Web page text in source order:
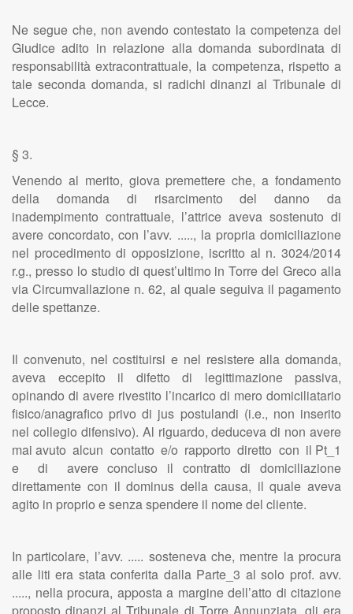
Ne segue che, non avendo contestato la competenza del
Giudice adito in relazione alla domanda subordinata di
responsabilità extracontrattuale, la competenza, rispetto a
tale seconda domanda, si radichi dinanzi al Tribunale di
Lecce.
§ 3.
Venendo al merito, giova premettere che, a fondamento
della domanda di risarcimento del danno da
inadempimento contrattuale, l’attrice aveva sostenuto di
avere concordato, con l’avv. ....., la propria domiciliazione
nel procedimento di opposizione, iscritto al n. 3024/2014
r.g., presso lo studio di quest’ultimo in Torre del Greco alla
via Circumvallazione n. 62, al quale seguiva il pagamento
delle spettanze.
Il convenuto, nel costituirsi e nel resistere alla domanda,
aveva eccepito il difetto di legittimazione passiva,
opinando di avere rivestito l’incarico di mero domiciliatario
fisico/anagrafico privo di jus postulandi (i.e., non inserito
nel collegio difensivo). Al riguardo, deduceva di non avere
mai avuto alcun contatto e/o rapporto diretto con il Pt_1
e di avere concluso il contratto di domiciliazione
direttamente con il dominus della causa, il quale aveva
agito in proprio e senza spendere il nome del cliente.
In particolare, l’avv. ..... sosteneva che, mentre la procura
alle liti era stata conferita dalla Parte_3 al solo prof. avv.
....., nella procura, apposta a margine dell’atto di citazione